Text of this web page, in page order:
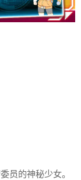
员的神秘少女。